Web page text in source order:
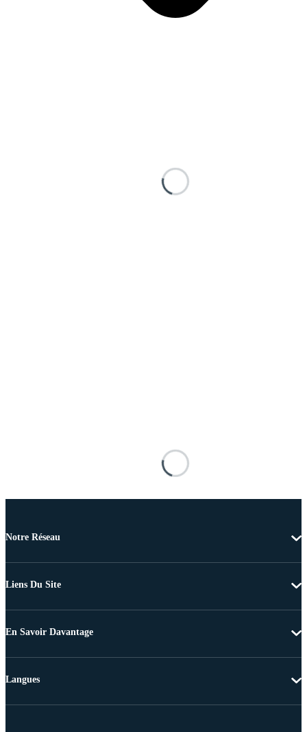
Notre Réseau
Liens Du Site
En Savoir Davantage
Langues